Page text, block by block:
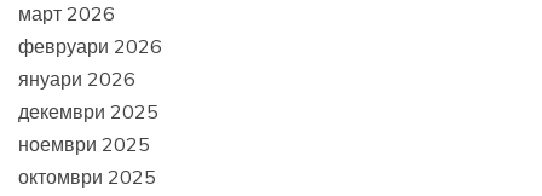
март 2026
февруари 2026
януари 2026
декември 2025
ноември 2025
октомври 2025